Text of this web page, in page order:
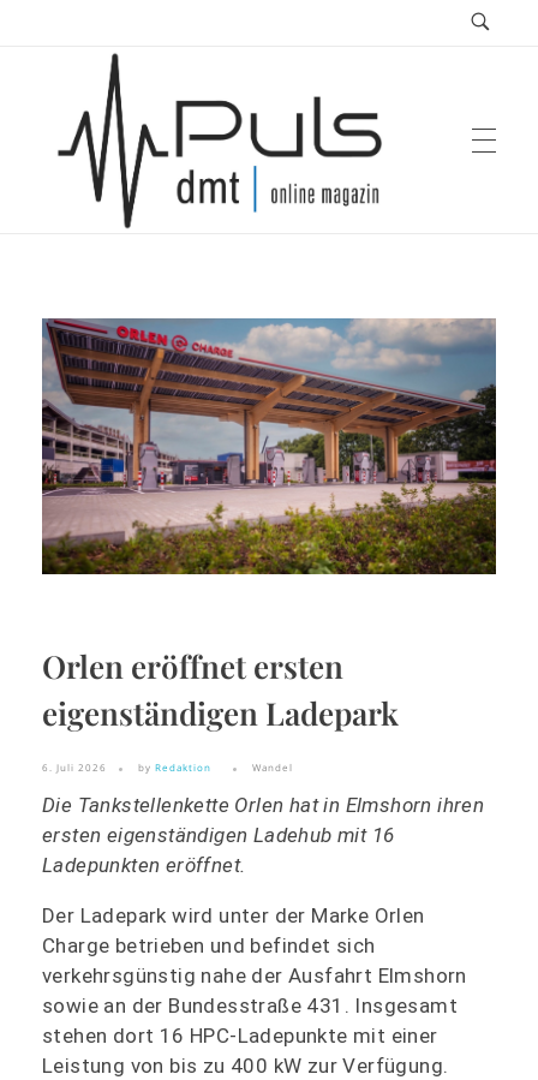
Puls Magazin
Zukunft der Mobilität
Orlen eröffnet ersten
eigenständigen Ladepark
6. Juli 2026 by Redaktion Wandel
Die Tankstellenkette Orlen hat in Elmshorn ihren
ersten eigenständigen Ladehub mit 16
Ladepunkten eröffnet.
Der Ladepark wird unter der Marke Orlen
Charge betrieben und befindet sich
verkehrsgünstig nahe der Ausfahrt Elmshorn
sowie an der Bundesstraße 431. Insgesamt
stehen dort 16 HPC-Ladepunkte mit einer
Leistung von bis zu 400 kW zur Verfügung.